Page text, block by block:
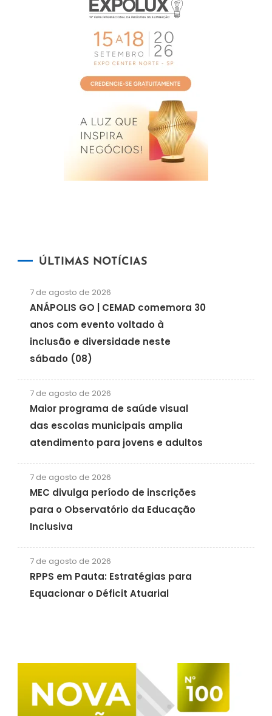
ÚLTIMAS NOTÍCIAS
7 de agosto de 2026
ANÁPOLIS GO | CEMAD comemora 30
anos com evento voltado à
inclusão e diversidade neste
sábado (08)
7 de agosto de 2026
Maior programa de saúde visual
das escolas municipais amplia
atendimento para jovens e adultos
7 de agosto de 2026
MEC divulga período de inscrições
para o Observatório da Educação
Inclusiva
7 de agosto de 2026
RPPS em Pauta: Estratégias para
Equacionar o Déficit Atuarial